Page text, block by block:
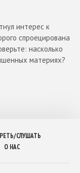
интерес к
спроецирована
насколько
материях?
СЛУШАТЬ
О НАС